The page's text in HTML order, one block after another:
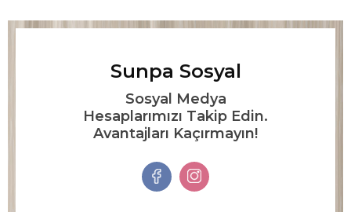
Sunpa Sosyal
Sosyal Medya
Hesaplarımızı Takip Edin.
Avantajları Kaçırmayın!